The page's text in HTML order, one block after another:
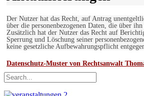
Der Nutzer hat das Recht, auf Antrag
über die personenbezogenen Daten, die über
Zusätzlich hat der Nutzer das Recht auf
Sperrung und Löschung seiner
keine gesetzliche Aufbewahrungspflicht
Datenschutz-Muster von Rechtsanwalt